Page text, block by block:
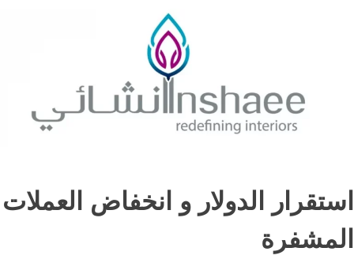
استقرار الدولار و انخفاض العملات
المشفرة